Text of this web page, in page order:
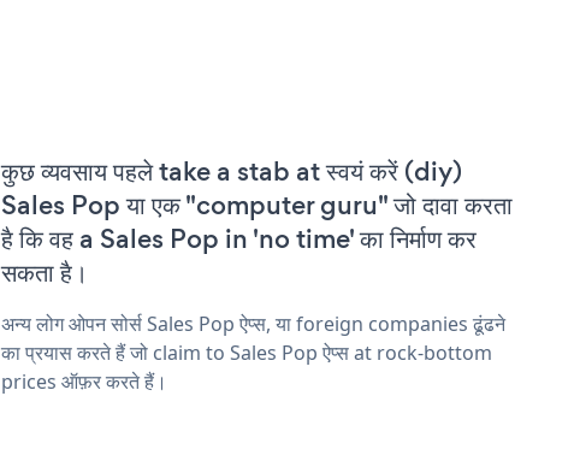
कुछ व्यवसाय पहले take a stab at स्वयं करें (diy)
Sales Pop या एक "computer guru" जो दावा करता
है कि वह a Sales Pop in 'no time' का निर्माण कर
सकता है।
अन्य लोग ओपन सोर्स Sales Pop ऐप्स, या foreign companies ढूंढने
का प्रयास करते हैं जो claim to Sales Pop ऐप्स at rock-bottom
prices ऑफ़र करते हैं।